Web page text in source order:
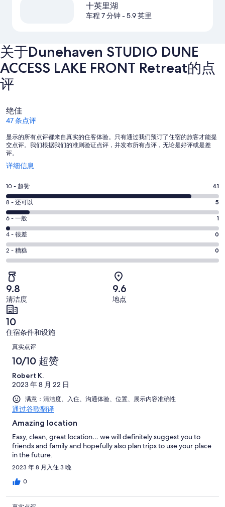
十英里湖
车程 7 分钟- 5.9 英里
关于Dunehaven STUDIO DUNE
ACCESS LAKE FRONT Retreat的点
评
点
评
绝佳
47 条点评
显示的所有点评都来自真实的住客体验。只有通过我们预订了住宿的旅客才能提
交点评。我们根据我们的准则验证点评，并发布所有点评，无论是好评或是差
评。
详细信息
在
窗
口
中
打
开
10
分
-
超
赞。
41
条
好
评，
共
有
47
条
点
10 - 超赞 41
8
分
-
还
可
以。
条
好
评，
共
有
47
条
点
8 - 还可以 5
6
分
-
一
般。
条
好
评，
共
有
47
条
点
评
6 - 一般 1
4
分
-
差。
0
条
好
评，
共
有
47
点
评
4 - 很差 0
2
分
-
糟
糕。
0
条
好
评，
共
有
47
条
评
2 - 糟糕 0
9.8
清洁度
9.6
地点
10
住宿条件和设施
点
评
真实点评
10/10 超赞
Robert K.
2023 年 8 月 22 日
满意：清洁度、入住、沟通体验、位置、展示内容准确性
通过谷歌翻译
Amazing location
Easy, clean, great location… we will definitely suggest you to
friends and family and hopefully also plan trips to use your place
in the future.
2023 年 8 月入住 3 晚
0